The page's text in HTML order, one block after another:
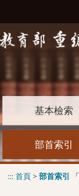
基本檢索
部首索引
::: 首頁 > 部首索引 「